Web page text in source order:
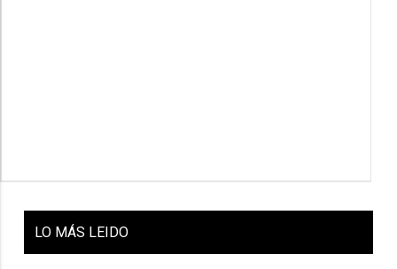
LO MÁS LEIDO